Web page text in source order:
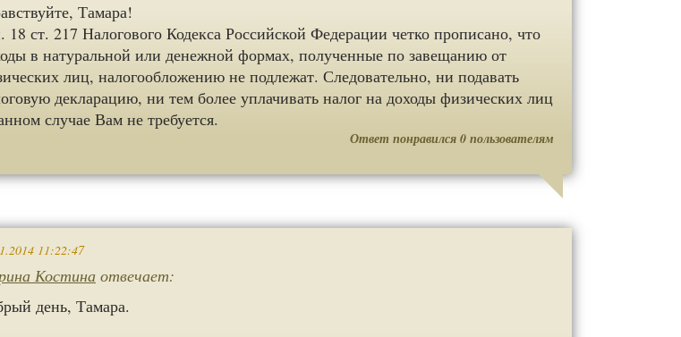
Тамара!
18 ст. 217 Налогового Кодекса Российской Федерации четко прописано, что
в натуральной или денежной формах, полученные по завещанию от
лиц, налогообложению не подлежат. Следовательно, ни подавать
декларацию, ни тем более уплачивать налог на доходы физических лиц
случае Вам не требуется.
Ответ понравился 0 пользователям
11:22:47
Костина отвечает:
день, Тамара.